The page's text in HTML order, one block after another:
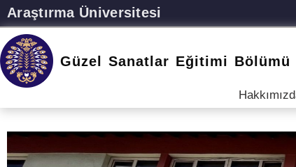
Araştırma Üniversitesi
Güzel Sanatlar Eğitimi Bölümü